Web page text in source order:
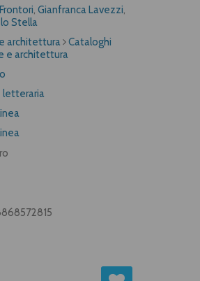
, Gianfranca Lavezzi,
Stella
architettura
Cataloghi
e architettura
letteraria